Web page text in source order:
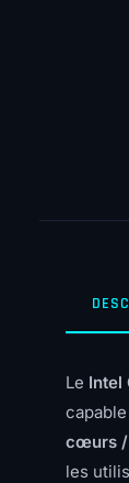
Le Intel
cœurs /
les